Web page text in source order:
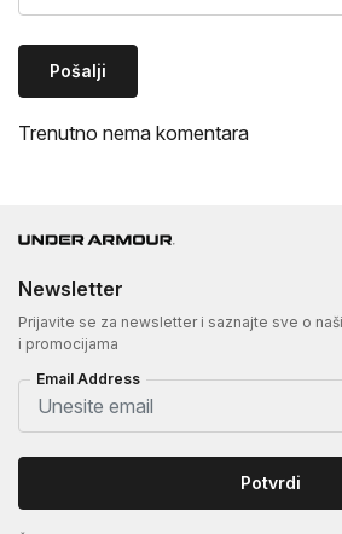
Pošalji
Trenutno nema komentara
Newsletter
Prijavite se za newsletter i saznajte sve o
i promocijama
Email Address
Potvrdi